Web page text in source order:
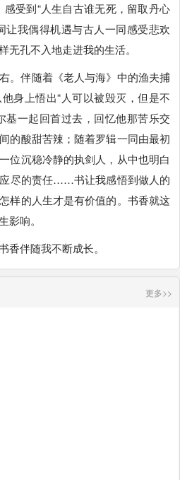
受到“人生自古谁无死，留取丹心
我偶得机遇与古人一同感受悲欢
孔不入地走进我的生活。
。伴随着《老人与海》中的渔夫捕
身上悟出“人可以被毁灭，但是不
基一起回首过去，回忆他那苦乐交
的酸甜苦辣；随着罗辑一同由最初
位沉稳冷静的执剑人，从中也明白
尽的责任……书让我感悟到做人的
样的人生才是有价值的。书香就这
影响。
香伴随我不断成长。
更多>>